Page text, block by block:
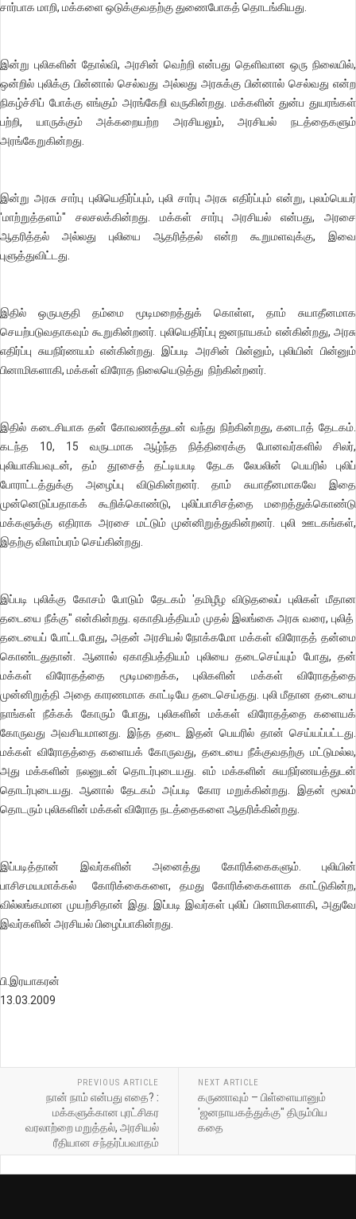
சார்பாக மாறி, மக்களை ஒடுக்குவதற்கு துணைபோகத் தொடங்கியது.
இன்று புலிகளின் தோல்வி, அரசின் வெற்றி என்பது தெளிவான ஒரு நிலையில்,
ஒன்றில் புலிக்கு பின்னால் செல்வது அல்லது அரசுக்கு பின்னால் செல்வது என்ற
நிகழ்ச்சிப் போக்கு எங்கும் அரங்கேறி வருகின்றது. மக்களின் துன்ப துயரங்கள்
பற்றி, யாருக்கும் அக்கறையற்ற அரசியலும், அரசியல் நடத்தைகளும்
அரங்கேறுகின்றது.
இன்று அரசு சார்பு புலியெதிர்ப்பும், புலி சார்பு அரசு எதிர்ப்பும் என்று, புலம்பெயர்
'மாற்றுத்தளம்" சலசலக்கின்றது. மக்கள் சார்பு அரசியல் என்பது, அரசை
ஆதரித்தல் அல்லது புலியை ஆதரித்தல் என்ற கூறுமளவுக்கு, இவை
புளுத்துவிட்டது.
இதில் ஒருபகுதி தம்மை மூடிமறைத்துக் கொள்ள, தாம் சுயாதீனமாக
செயற்படுவதாகவும் கூறுகின்றனர். புலியெதிர்ப்பு ஜனநாயகம் என்கின்றது, அரசு
எதிர்ப்பு சுயநிர்ணயம் என்கின்றது. இப்படி அரசின் பின்னும், புலியின் பின்னும்
பினாமிகளாகி, மக்கள் விரோத நிலையெடுத்து நிற்கின்றனர்.
இதில் கடைசியாக தன் கோவணத்துடன் வந்து நிற்கின்றது, கனடாத் தேடகம்.
கடந்த 10, 15 வருடமாக ஆழ்ந்த நித்திரைக்கு போனவர்களில் சிலர்,
புலியாகியவுடன், தம் தூசைத் தட்டியபடி தேடக லேபலின் பெயரில் புலிப்
போராட்டத்துக்கு அழைப்பு விடுகின்றனர். தாம் சுயாதீனமாகவே இதை
முன்னெடுப்பதாகக் கூறிக்கொண்டு, புலிப்பாசிசத்தை மறைத்துக்கொண்டு
மக்களுக்கு எதிராக அரசை மட்டும் முன்னிறுத்துகின்றனர். புலி ஊடகங்கள்,
இதற்கு விளம்பரம் செய்கின்றது.
இப்படி புலிக்கு கோசம் போடும் தேடகம் 'தமிழீழ விடுதலைப் புலிகள் மீதான
தடையை நீக்கு" என்கின்றது. ஏகாதிபத்தியம் முதல் இலங்கை அரசு வரை, புலித்
தடையைப் போட்டபோது, அதன் அரசியல் நோக்கமோ மக்கள் விரோதத் தன்மை
கொண்டதுதான். ஆனால் ஏகாதிபத்தியம் புலியை தடைசெய்யும் போது, தன்
மக்கள் விரோதத்தை மூடிமறைக்க, புலிகளின் மக்கள் விரோதத்தை
முன்னிறுத்தி அதை காரணமாக காட்டியே தடைசெய்தது. புலி மீதான தடையை
நாங்கள் நீக்கக் கோரும் போது, புலிகளின் மக்கள் விரோதத்தை களையக்
கோருவது அவசியமானது. இந்த தடை இதன் பெயரில் தான் செய்யப்பட்டது.
மக்கள் விரோதத்தை களையக் கோருவது, தடையை நீக்குவதற்கு மட்டுமல்ல,
அது மக்களின் நலனுடன் தொடர்புடையது. எம் மக்களின் சுயநிர்ணயத்துடன்
தொடர்புடையது. ஆனால் தேடகம் அப்படி கோர மறுக்கின்றது. இதன் மூலம்
தொடரும் புலிகளின் மக்கள் விரோத நடத்தைகளை ஆதரிக்கின்றது.
இப்படித்தான் இவர்களின் அனைத்து கோரிக்கைகளும். புலியின்
பாசிசமயமாக்கல் கோரிக்கைகளை, தமது கோரிக்கைகளாக காட்டுகின்ற,
வில்லங்கமான முயற்சிதான் இது. இப்படி இவர்கள் புலிப் பினாமிகளாகி, அதுவே
இவர்களின் அரசியல் பிழைப்பாகின்றது.
பி.இரயாகரன்
13.03.2009
PREVIOUS ARTICLE
நான் நாம் என்பது எதை? :
மக்களுக்கான புரட்சிகர
வரலாற்றை மறுத்தல், அரசியல்
ரீதியான சந்தர்ப்பவாதம்
NEXT ARTICLE
கருணாவும் – பிள்ளையானும்
'ஜனநாயகத்துக்கு" திரும்பிய
கதை